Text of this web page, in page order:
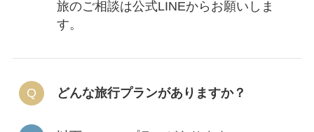
旅のご相談は公式LINEからお願いしま
す。
どんな旅行プランがありますか？